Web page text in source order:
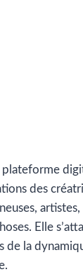
plateforme
des
Elle
de la